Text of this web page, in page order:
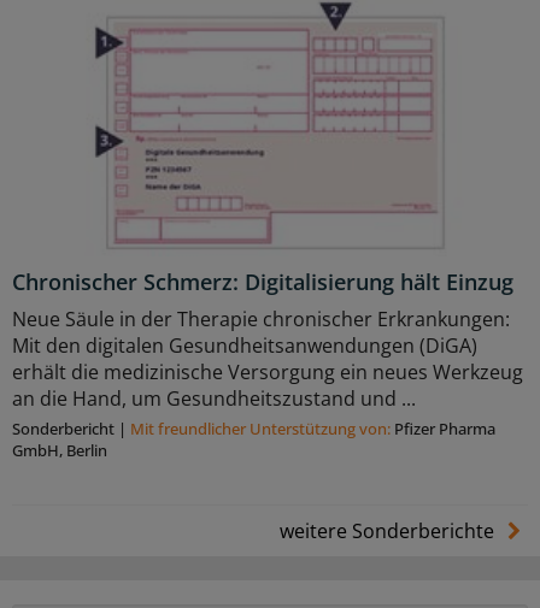
Chronischer Schmerz: Digitalisierung hält Einzug
Neue Säule in der Therapie chronischer Erkrankungen:
Mit den digitalen Gesundheitsanwendungen (DiGA)
erhält die medizinische Versorgung ein neues Werkzeug
an die Hand, um Gesundheitszustand und ...
Sonderbericht | Mit freundlicher Unterstützung von: Pfizer Pharma
GmbH, Berlin
weitere Sonderberichte